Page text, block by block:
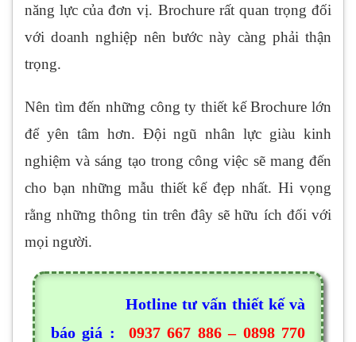
năng lực của đơn vị. Brochure rất quan trọng đối
với doanh nghiệp nên bước này càng phải thận
trọng.
Nên tìm đến những công ty thiết kế Brochure lớn
để yên tâm hơn. Đội ngũ nhân lực giàu kinh
nghiệm và sáng tạo trong công việc sẽ mang đến
cho bạn những mẫu thiết kế đẹp nhất. Hi vọng
rằng những thông tin trên đây sẽ hữu ích đối với
mọi người.
Hotline tư vấn thiết kế và
báo giá :
0937 667 886 – 0898 770